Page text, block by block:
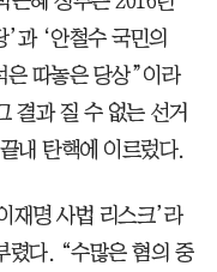
과 ‘안철수 국민의
은 따놓은 당상”이라
결과 질 수 없는 선거
내 탄핵에 이르렀다.
재명 사법 리스크’라
렸다. “수많은 혐의 중